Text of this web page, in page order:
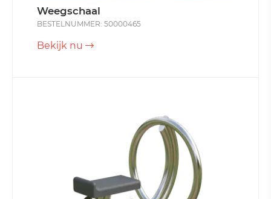
Weegschaal
BESTELNUMMER: 50000465
Bekijk nu